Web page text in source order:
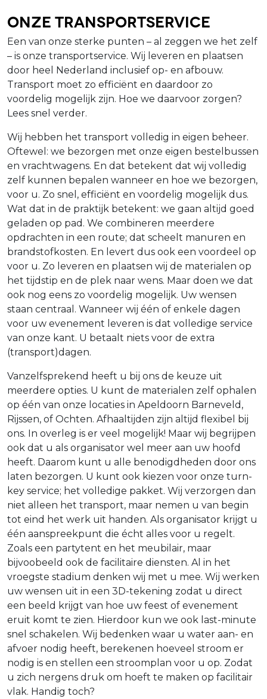
Onze Transportservice
Een van onze sterke punten – al zeggen we het zelf
– is onze transportservice. Wij leveren en plaatsen
door heel Nederland inclusief op- en afbouw.
Transport moet zo efficiënt en daardoor zo
voordelig mogelijk zijn. Hoe we daarvoor zorgen?
Lees snel verder.
Wij hebben het transport volledig in eigen beheer.
Oftewel: we bezorgen met onze eigen bestelbussen
en vrachtwagens. En dat betekent dat wij volledig
zelf kunnen bepalen wanneer en hoe we bezorgen,
voor u. Zo snel, efficiënt en voordelig mogelijk dus.
Wat dat in de praktijk betekent: we gaan altijd goed
geladen op pad. We combineren meerdere
opdrachten in een route; dat scheelt manuren en
brandstofkosten. En levert dus ook een voordeel op
voor u. Zo leveren en plaatsen wij de materialen op
het tijdstip en de plek naar wens. Maar doen we dat
ook nog eens zo voordelig mogelijk. Uw wensen
staan centraal. Wanneer wij één of enkele dagen
voor uw evenement leveren is dat volledige service
van onze kant. U betaalt niets voor de extra
(transport)dagen.
Vanzelfsprekend heeft u bij ons de keuze uit
meerdere opties. U kunt de materialen zelf ophalen
op één van onze locaties in Apeldoorn Barneveld,
Rijssen, of Ochten. Afhaaltijden zijn altijd flexibel bij
ons. In overleg is er veel mogelijk! Maar wij begrijpen
ook dat u als organisator wel meer aan uw hoofd
heeft. Daarom kunt u alle benodigdheden door ons
laten bezorgen. U kunt ook kiezen voor onze turn-
key service; het volledige pakket. Wij verzorgen dan
niet alleen het transport, maar nemen u van begin
tot eind het werk uit handen. Als organisator krijgt u
één aanspreekpunt die écht alles voor u regelt.
Zoals een partytent en het meubilair, maar
bijvoobeeld ook de facilitaire diensten. Al in het
vroegste stadium denken wij met u mee. Wij werken
uw wensen uit in een 3D-tekening zodat u direct
een beeld krijgt van hoe uw feest of evenement
eruit komt te zien. Hierdoor kun we ook last-minute
snel schakelen. Wij bedenken waar u water aan- en
afvoer nodig heeft, berekenen hoeveel stroom er
nodig is en stellen een stroomplan voor u op. Zodat
u zich nergens druk om hoeft te maken op facilitair
vlak. Handig toch?